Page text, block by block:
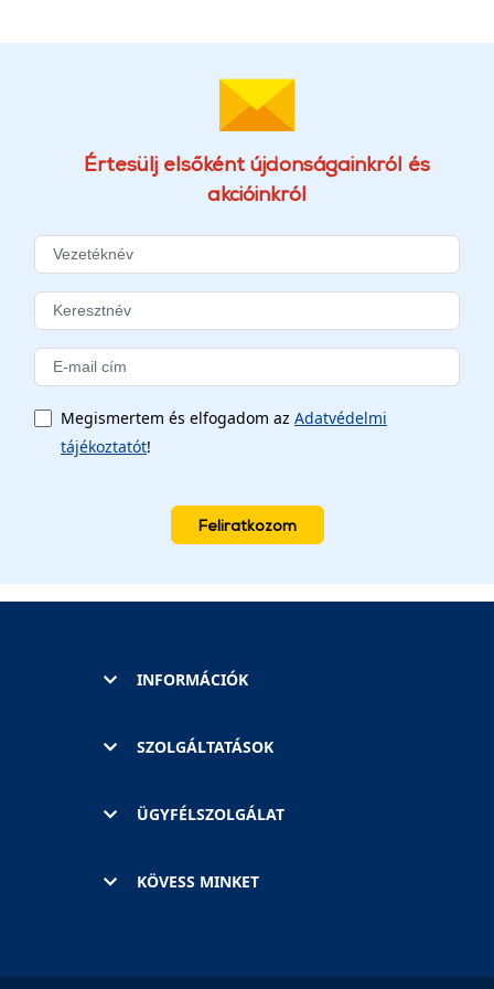
Értesülj elsőként újdonságainkról és
akcióinkról
Megismertem és elfogadom az Adatvédelmi
tájékoztatót!
Feliratkozom
INFORMÁCIÓK
SZOLGÁLTATÁSOK
ÜGYFÉLSZOLGÁLAT
KÖVESS MINKET